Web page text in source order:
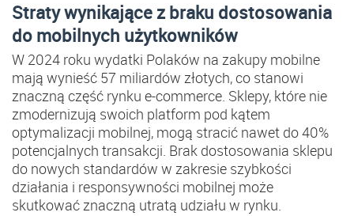
Straty wynikające z braku dostosowania
do mobilnych użytkowników
W 2024 roku wydatki Polaków na zakupy mobilne
mają wynieść 57 miliardów złotych, co stanowi
znaczną część rynku e-commerce​. Sklepy, które nie
zmodernizują swoich platform pod kątem
optymalizacji mobilnej, mogą stracić nawet do 40%
potencjalnych transakcji​. Brak dostosowania sklepu
do nowych standardów w zakresie szybkości
działania i responsywności mobilnej może
skutkować znaczną utratą udziału w rynku.